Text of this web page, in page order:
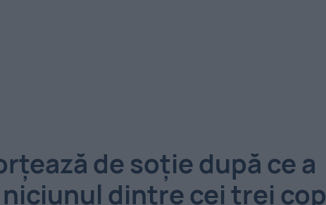
de soție după ce a
dintre cei trei